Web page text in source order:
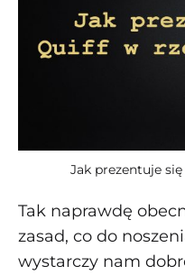
Jak prezentuje
Tak naprawdę
zasad, co do
wystarczy nam